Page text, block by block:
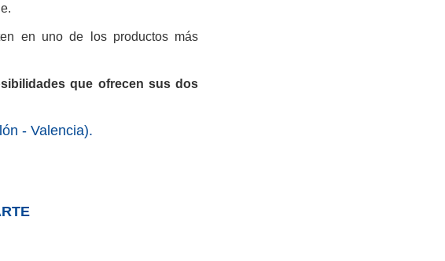
en uno de los productos más
que ofrecen sus dos
- Valencia).